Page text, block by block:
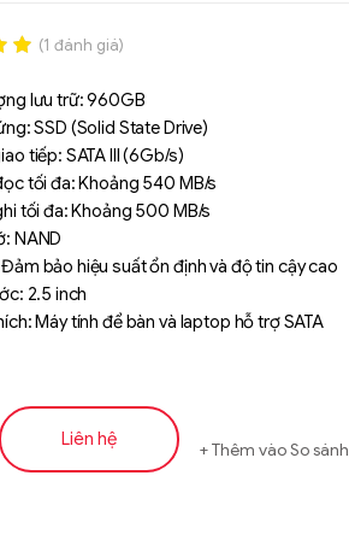
(1 đánh giá)
lưu trữ: 960GB
SSD (Solid State Drive)
tiếp: SATA III (6Gb/s)
tối đa: Khoảng 540 MB/s
tối đa: Khoảng 500 MB/s
NAND
bảo hiệu suất ổn định và độ tin cậy cao
2.5 inch
Máy tính để bàn và laptop hỗ trợ SATA
Liên hệ Thêm vào So sánh